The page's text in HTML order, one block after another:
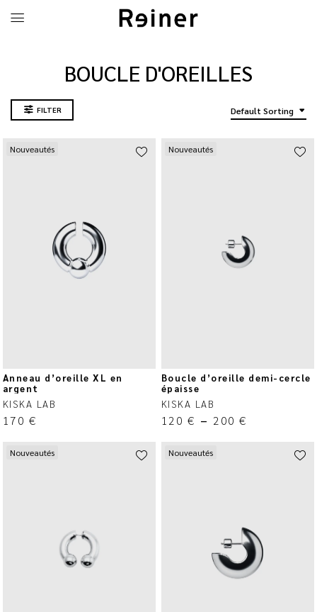
BOUCLE D'OREILLES
FILTER Default Sorting
Nouveautés
Anneau d’oreille XL en
argent
KISKA LAB
170 €
Nouveautés
Boucle d’oreille demi-cercle
épaisse
KISKA LAB
120 € – 200€
Nouveautés Nouveautés